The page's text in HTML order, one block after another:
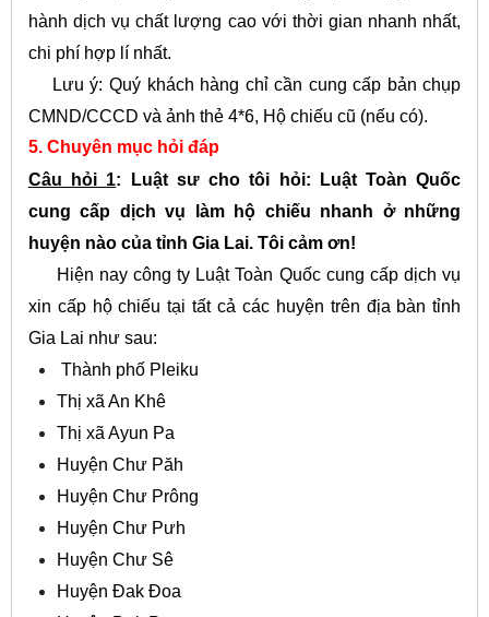
hành dịch vụ chất lượng cao với thời gian nhanh nhất,
chi phí hợp lí nhất.
Lưu ý: Quý khách hàng chỉ cần cung cấp bản chụp
CMND/CCCD và ảnh thẻ 4*6, Hộ chiếu cũ (nếu có).
5. Chuyên mục hỏi đáp
Câu hỏi 1: Luật sư cho tôi hỏi: Luật Toàn Quốc
cung cấp dịch vụ làm hộ chiếu nhanh ở những
huyện nào của tỉnh Gia Lai. Tôi cảm ơn!
Hiện nay công ty Luật Toàn Quốc cung cấp dịch vụ
xin cấp hộ chiếu tại tất cả các huyện trên địa bàn tỉnh
Gia Lai như sau:
Thành phố Pleiku
Thị xã An Khê
Thị xã Ayun Pa
Huyện Chư Păh
Huyện Chư Prông
Huyện Chư Pưh
Huyện Chư Sê
Huyện Đak Đoa